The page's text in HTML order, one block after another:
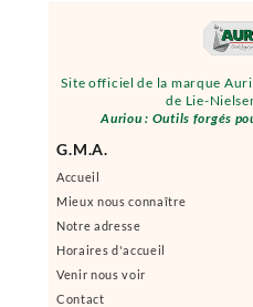
Site officiel de la marque
de Lie-
Auriou : Outils forgés
G.M.A.
Accueil
Mieux nous connaître
Notre adresse
Horaires d'accueil
Venir nous voir
Contact